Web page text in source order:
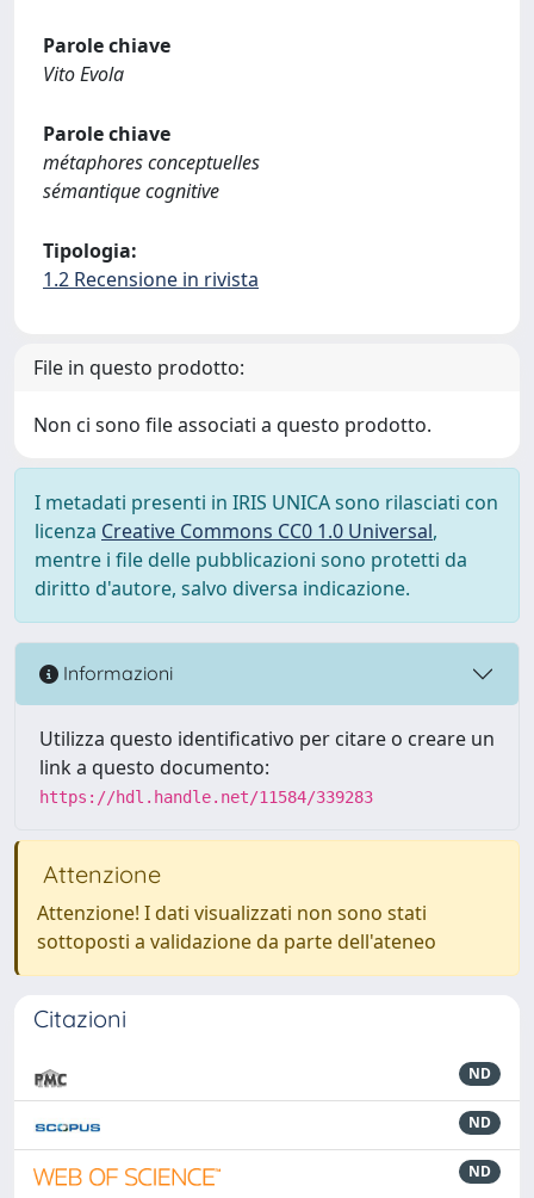
Parole chiave
Vito Evola
Parole chiave
métaphores conceptuelles
sémantique cognitive
Tipologia:
1.2 Recensione in rivista
File in questo prodotto:
Non ci sono file associati a questo prodotto.
I metadati presenti in IRIS UNICA sono rilasciati con
licenza Creative Commons CC0 1.0 Universal,
mentre i file delle pubblicazioni sono protetti da
diritto d'autore, salvo diversa indicazione.
Informazioni
Utilizza questo identificativo per citare o creare un
link a questo documento:
https://hdl.handle.net/11584/339283
Attenzione
Attenzione! I dati visualizzati non sono stati
sottoposti a validazione da parte dell'ateneo
Citazioni
ND
ND
ND